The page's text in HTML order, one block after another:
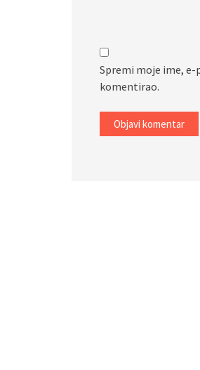
Spremi moje ime,
komentirao.